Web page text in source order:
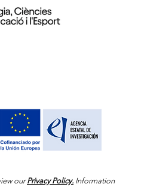
ourPrivacy Policy. Information